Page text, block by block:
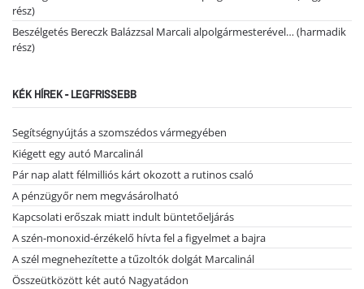
rész)
Beszélgetés Bereczk Balázzsal Marcali alpolgármesterével… (harmadik
rész)
KÉK HÍREK - LEGFRISSEBB
Segítségnyújtás a szomszédos vármegyében
Kiégett egy autó Marcalinál
Pár nap alatt félmilliós kárt okozott a rutinos csaló
A pénzügyőr nem megvásárolható
Kapcsolati erőszak miatt indult büntetőeljárás
A szén-monoxid-érzékelő hívta fel a figyelmet a bajra
A szél megnehezítette a tűzoltók dolgát Marcalinál
Összeütközött két autó Nagyatádon